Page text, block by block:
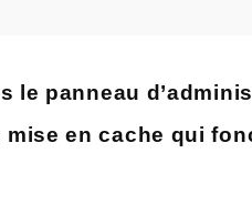
le panneau
en cache qui